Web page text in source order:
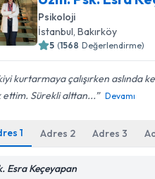
Psikoloji
İstanbul, Bakırköy
5 (1568 Değerlendirme)
kurtarmaya çalışırken aslında
Sürekli alttan...
Devamı
1 Adres 2 Adres3
Esra Keçeyapan